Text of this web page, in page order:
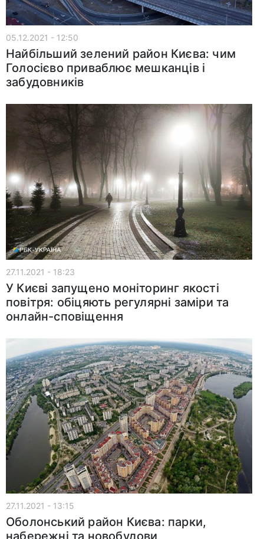
05.12.2021 - 12:50
Найбільший зелений район Києва: чим
Голосієво приваблює мешканців і
забудовників
27.11.2021 - 18:23
У Києві запущено моніторинг якості
повітря: обіцяють регулярні заміри та
онлайн-сповіщення
27.11.2021 - 13:15
Оболонський район Києва: парки,